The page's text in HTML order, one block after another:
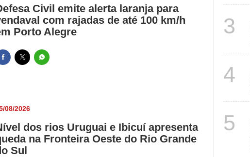
Civil emite alerta laranja para
com rajadas de até 100 km/h
Porto Alegre
08/2026
dos rios Uruguai e Ibicuí apresenta
na Fronteira Oeste do Rio Grande
Sul
3
4
5